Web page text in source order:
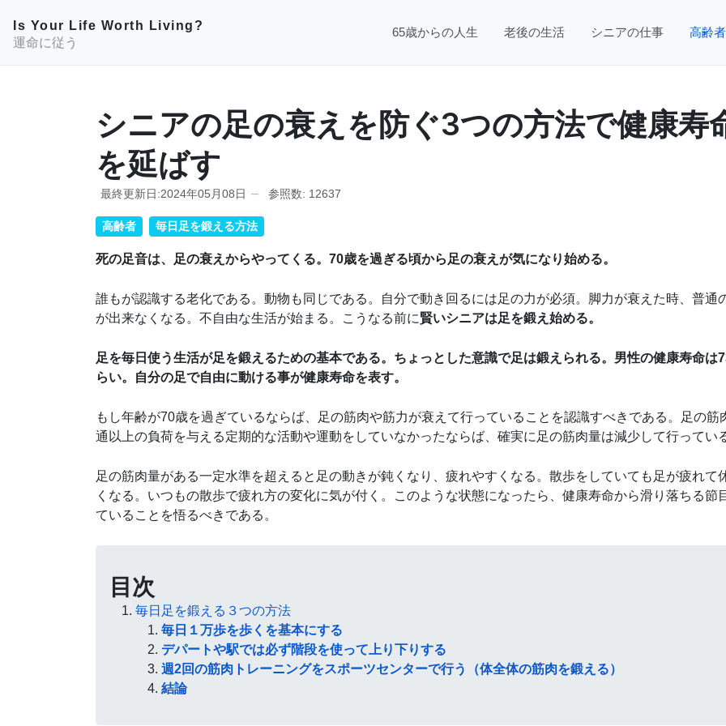
Is Your Life Worth Living?
運命に従う
65歳からの人生 老後の生活 シニアの仕事 高齢
シニアの足の衰えを防ぐ3つの方法で健康寿
を延ばす
最終更新日:2024年05月08日 参照数: 12637
高齢者 毎日足を鍛える方法
死の足音は、足の衰えからやってくる。70歳を過ぎる頃から足の衰えが気になり始める。
誰もが認識する老化である。動物も同じである。自分で動き回るには足の力が必須。脚力が衰えた時、普通
が出来なくなる。不自由な生活が始まる。こうなる前に賢いシニアは足を鍛え始める。
足を毎日使う生活が足を鍛えるための基本である。ちょっとした意識で足は鍛えられる。男性の健康寿命は
らい。自分の足で自由に動ける事が健康寿命を表す。
もし年齢が70歳を過ぎているならば、足の筋肉や筋力が衰えて行っていることを認識すべきである。足の筋
通以上の負荷を与える定期的な活動や運動をしていなかったならば、確実に足の筋肉量は減少して行ってい
足の筋肉量がある一定水準を超えると足の動きが鈍くなり、疲れやすくなる。散歩をしていても足が疲れて
くなる。いつもの散歩で疲れ方の変化に気が付く。このような状態になったら、健康寿命から滑り落ちる節
ていることを悟るべきである。
目次
毎日足を鍛える３つの方法
毎日１万歩を歩くを基本にする
デパートや駅では必ず階段を使って上り下りする
週2回の筋肉トレーニングをスポーツセンターで行う（体全体の筋肉を鍛える）
結論